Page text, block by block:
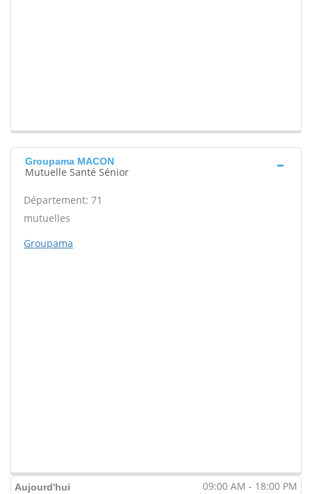
Groupama MACON
Mutuelle Santé Sénior
Département: 71
mutuelles
Groupama
Aujourd'hui 09:00 AM - 18:00 PM